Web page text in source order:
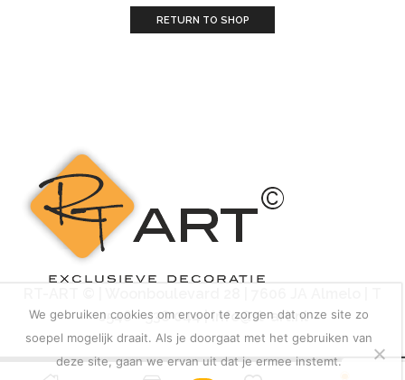
RETURN TO SHOP
0546 - 538 044 | info@rt-art.nl
We gebruiken cookies om ervoor te zorgen dat onze site zo
soepel mogelijk draait. Als je doorgaat met het gebruiken van
deze site, gaan we ervan uit dat je ermee instemt.